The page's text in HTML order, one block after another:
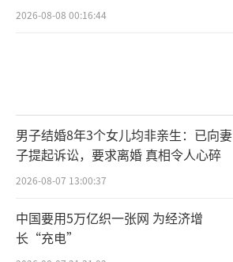
2026-08-08 00:16:44
男子结婚8年3个女儿均非亲生：已向妻
子提起诉讼，要求离婚 真相令人心碎
2026-08-07 13:00:37
中国要用5万亿织一张网 为经济增
长“充电”